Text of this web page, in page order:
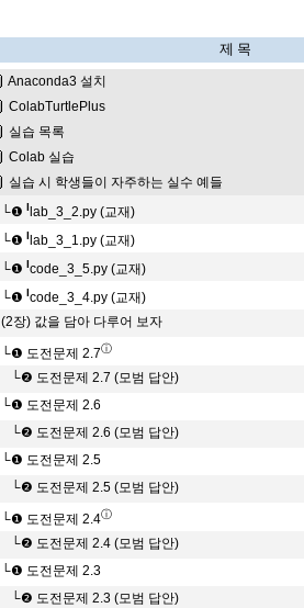
제 목
Anaconda3 설치
ColabTurtlePlus
실습 목록
Colab 실습
실습 시 학생들이 자주하는 실수 예들
└❶ l lab_3_2.py (교재)
└❶ l lab_3_1.py (교재)
└❶ lcode_3_5.py (교재)
└❶ lcode_3_4.py (교재)
(2장) 값을 담아 다루어 보자
└❶ 도전문제 2.7ⓘ
└❷ 도전문제 2.7 (모범 답안)
└❶ 도전문제 2.6
└❷ 도전문제 2.6 (모범 답안)
└❶ 도전문제 2.5
└❷ 도전문제 2.5 (모범 답안)
└❶ 도전문제 2.4ⓘ
└❷ 도전문제 2.4 (모범 답안)
└❶ 도전문제 2.3
└❷ 도전문제 2.3 (모범 답안)